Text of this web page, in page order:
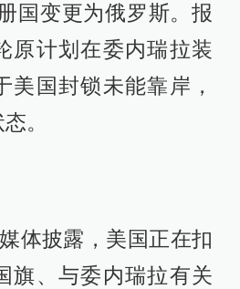
国变更为俄罗斯。报
原计划在委内瑞拉装
美国封锁未能靠岸，
。
体披露，美国正在扣
旗、与委内瑞拉有关